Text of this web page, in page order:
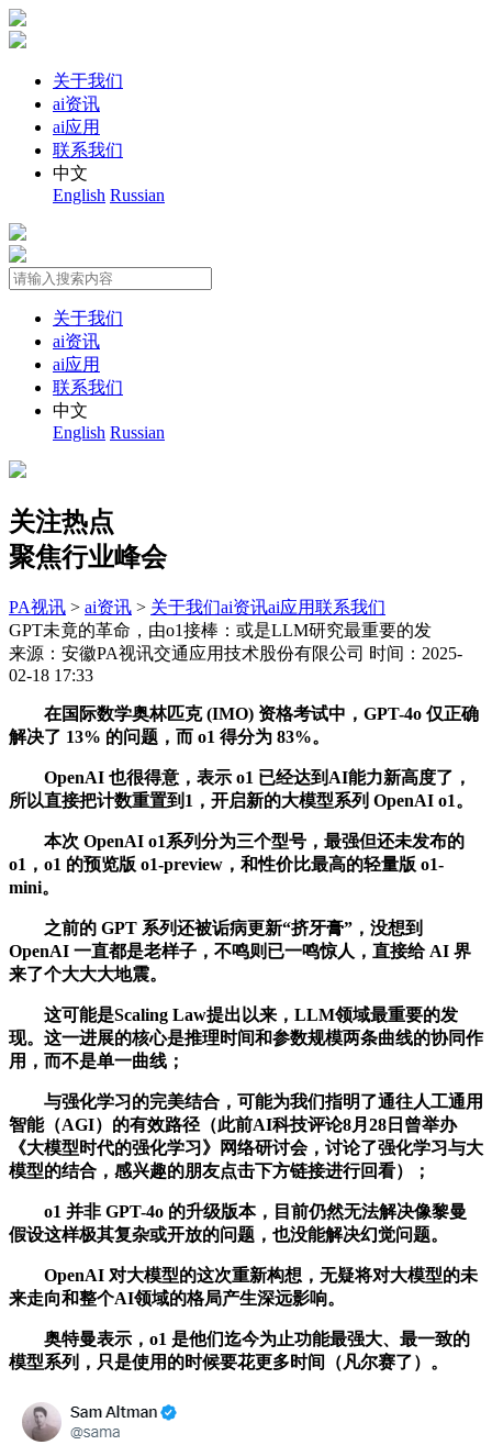
关于我们
ai资讯
ai应用
联系我们
中文
English Russian
关于我们
ai资讯
ai应用
联系我们
中文
English Russian
关注热点
聚焦行业峰会
PA视讯 > ai资讯 > 关于我们ai资讯ai应用联系我们
GPT未竟的革命，由o1接棒：或是LLM研究最重要的发
来源：安徽PA视讯交通应用技术股份有限公司 时间：2025-
02-18 17:33
在国际数学奥林匹克 (IMO) 资格考试中，GPT-4o 仅正确
解决了 13% 的问题，而 o1 得分为 83%。
OpenAI 也很得意，表示 o1 已经达到AI能力新高度了，
所以直接把计数重置到1，开启新的大模型系列 OpenAI o1。
本次 OpenAI o1系列分为三个型号，最强但还未发布的
o1，o1 的预览版 o1-preview，和性价比最高的轻量版 o1-
mini。
之前的 GPT 系列还被诟病更新“挤牙膏”，没想到
OpenAI 一直都是老样子，不鸣则已一鸣惊人，直接给 AI 界
来了个大大大地震。
这可能是Scaling Law提出以来，LLM领域最重要的发
现。这一进展的核心是推理时间和参数规模两条曲线的协同作
用，而不是单一曲线；
与强化学习的完美结合，可能为我们指明了通往人工通用
智能（AGI）的有效路径（此前AI科技评论8月28日曾举办
《大模型时代的强化学习》网络研讨会，讨论了强化学习与大
模型的结合，感兴趣的朋友点击下方链接进行回看）；
o1 并非 GPT-4o 的升级版本，目前仍然无法解决像黎曼
假设这样极其复杂或开放的问题，也没能解决幻觉问题。
OpenAI 对大模型的这次重新构想，无疑将对大模型的未
来走向和整个AI领域的格局产生深远影响。
奥特曼表示，o1 是他们迄今为止功能最强大、最一致的
模型系列，只是使用的时候要花更多时间（凡尔赛了）。